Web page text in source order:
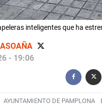
inteligentes que ha
- 19:06
AYUNTAMIENTO DE PAMPLONA